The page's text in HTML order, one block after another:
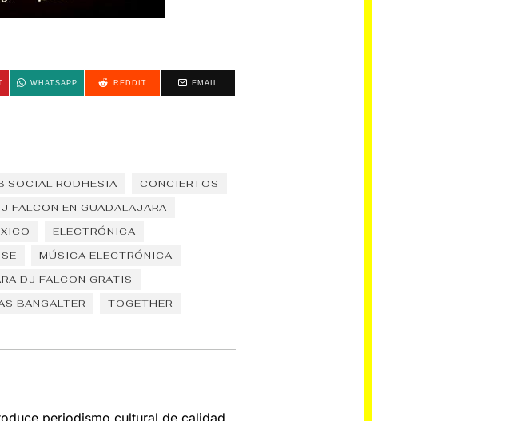
WHATSAPP REDDIT EMAIL
SOCIAL RODHESIA
CONCIERTOS
FALCON EN GUADALAJARA
ELECTRÓNICA
MÚSICA ELECTRÓNICA
DJ FALCON GRATIS
BANGALTER TOGETHER
periodismo cultural de calidad